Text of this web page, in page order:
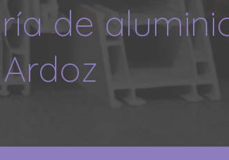
de